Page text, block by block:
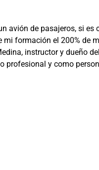
avión de pasajeros, si es
mi formación el 200% de
instructor y dueño del
profesional y como